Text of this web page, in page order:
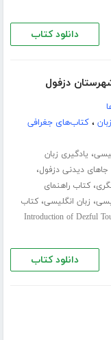
دانلود کتاب
دزفول
،کتاب‌های جغرافی
، یادگیری زبان
جاهای دیدنی دزفول،
،کتاب راهنمای
، زبان انگلیسی،کتاب
Introduction of Dezful
دانلود کتاب